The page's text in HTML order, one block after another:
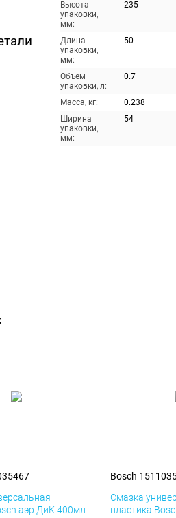
Высота
упаковки,
мм:
235
Длина
упаковки,
мм:
50
Объем
упаковки, л:
0.7
Масса, кг:
0.238
Ширина
упаковки,
мм:
54
аэр ДиК 400мл
Bosch
Смазка
пластика